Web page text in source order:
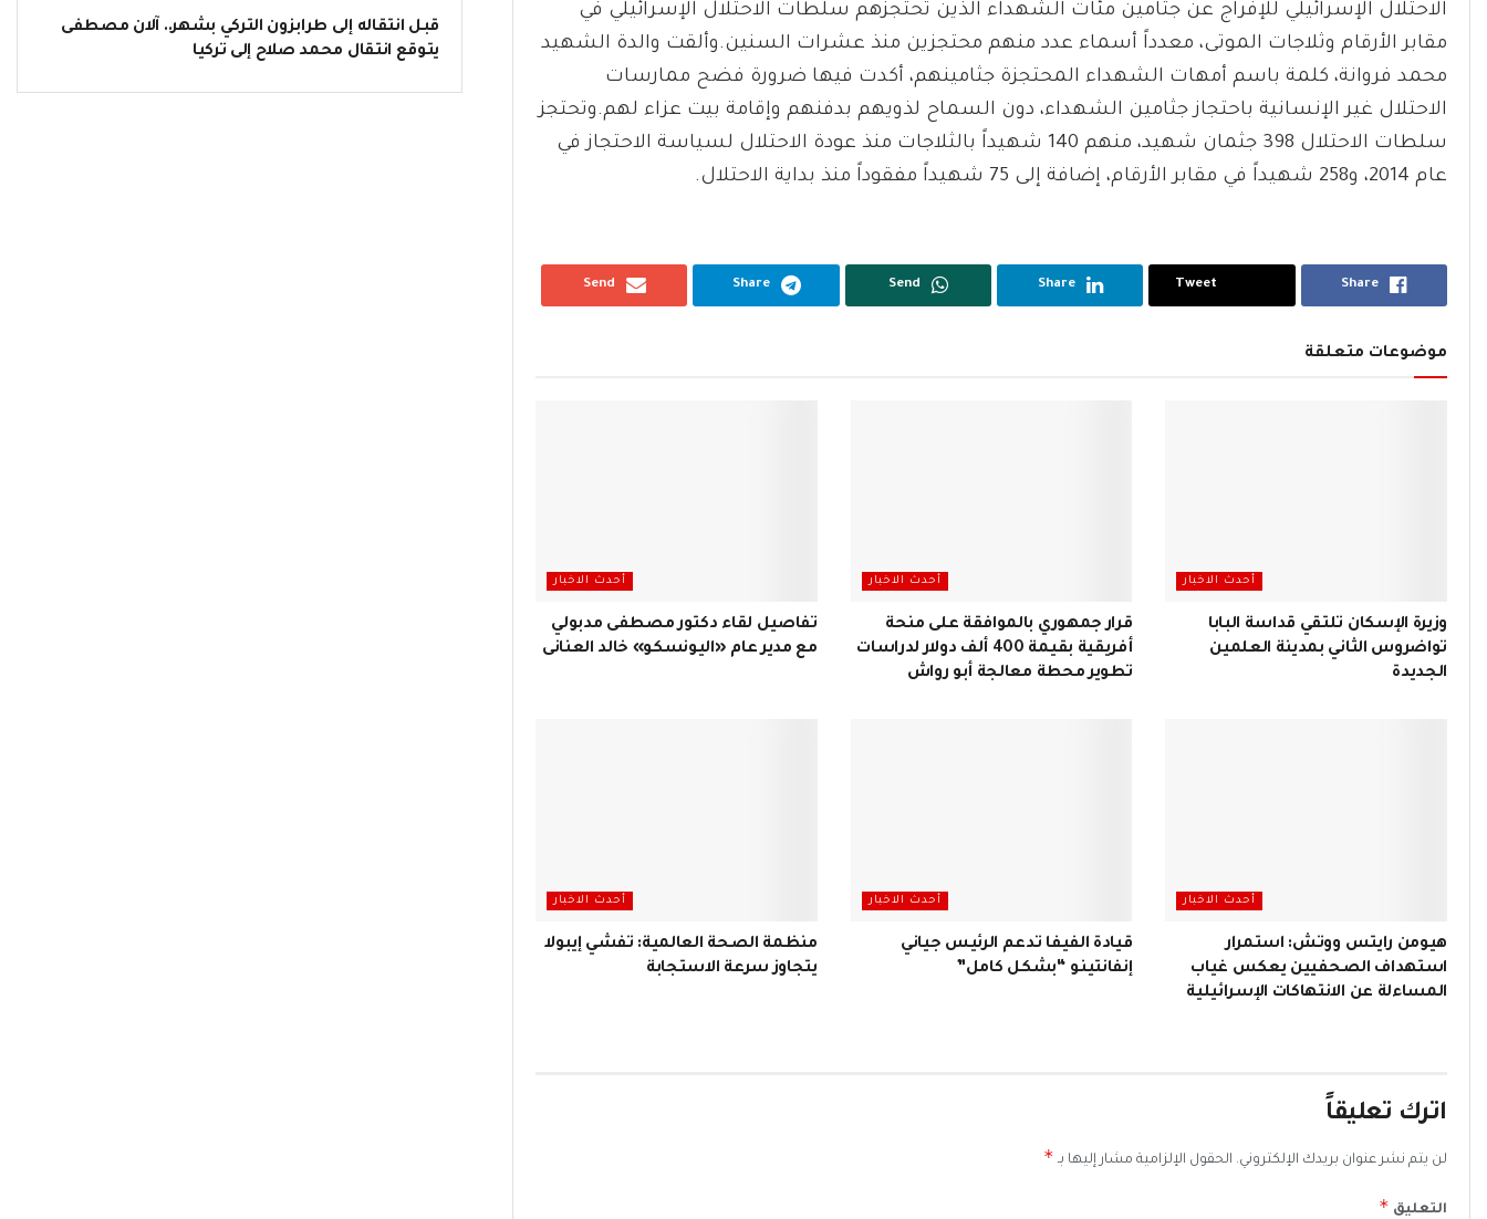
الاحتلال الإسرائيلي للإفراج عن جثامين مئات الشهداء الذين تحتجزهم سلطات الاحتلال الإسرائيلي في
مقابر الأرقام وثلاجات الموتى، معدداً أسماء عدد منهم محتجزين منذ عشرات السنين.وألقت والدة الشهيد
محمد فروانة، كلمة باسم أمهات الشهداء المحتجزة جثامينهم، أكدت فيها ضرورة فضح ممارسات
الاحتلال غير الإنسانية باحتجاز جثامين الشهداء، دون السماح لذويهم بدفنهم وإقامة بيت عزاء لهم.وتحتجز
سلطات الاحتلال 398 جثمان شهيد، منهم 140 شهيداً بالثلاجات منذ عودة الاحتلال لسياسة الاحتجاز في
عام 2014، و258 شهيداً في مقابر الأرقام، إضافة إلى 75 شهيداً مفقوداً منذ بداية الاحتلال.
Share
Tweet
Share
Send
Share
Send
موضوعات متعلقة
أحدث الاخبار
وزيرة الإسكان تلتقي قداسة البابا
تواضروس الثاني بمدينة العلمين
الجديدة
أحدث الاخبار
قرار جمهوري بالموافقة على منحة
أفريقية بقيمة 400 ألف دولار لدراسات
تطوير محطة معالجة أبو رواش
أحدث الاخبار
تفاصيل لقاء دكتور مصطفى مدبولي
مع مدير عام «اليونسكو» خالد العنانى
أحدث الاخبار
هيومن رايتس ووتش: استمرار
استهداف الصحفيين يعكس غياب
المساءلة عن الانتهاكات الإسرائيلية
أحدث الاخبار
قيادة الفيفا تدعم الرئيس جياني
إنفانتينو “بشكل كامل”
أحدث الاخبار
منظمة الصحة العالمية: تفشي إيبولا
يتجاوز سرعة الاستجابة
اترك تعليقاً
لن يتم نشر عنوان بريدك الإلكتروني. الحقول الإلزامية مشار إليها بـ *
التعليق *
قبل انتقاله إلى طرابزون التركي بشهر.. آلان مصطفى
يتوقع انتقال محمد صلاح إلى تركيا